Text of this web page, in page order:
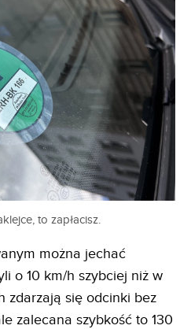
to zapłacisz.
można jechać
o 10 km/h szybciej niż w
zdarzają się odcinki bez
zalecana szybkość to 130